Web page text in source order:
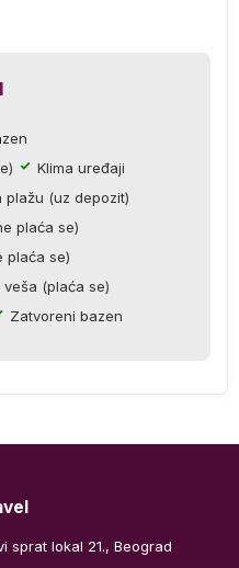
Klima uređaji
plažu (uz depozit)
plaća se)
plaća se)
(plaća se)
Zatvoreni bazen
sprat lokal 21., Beograd